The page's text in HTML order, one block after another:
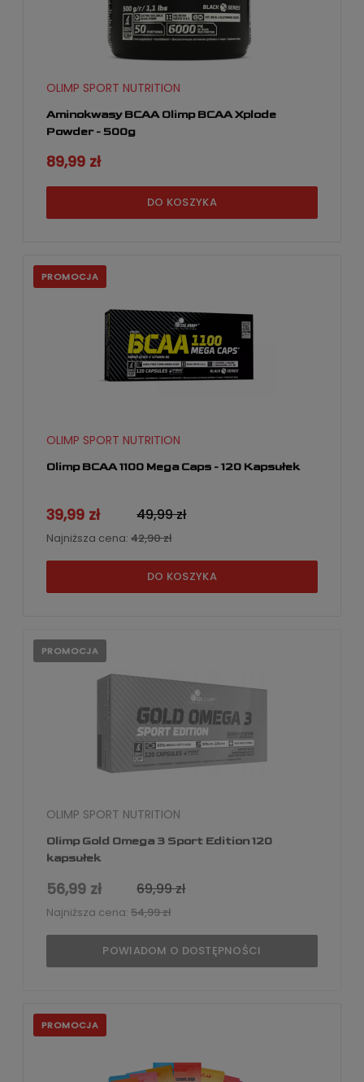
Aminokwasy BCAA Olimp BCAA Xplode
Powder - 500g
OLIMP SPORT NUTRITION
89,99 zł
DO KOSZYKA
Olimp BCAA 1100 Mega Caps - 120 Kapsułek
OLIMP SPORT NUTRITION
39,99 zł 49,99 zł
Najniższa cena: 42,90 zł
DO KOSZYKA
PROMOCJA
Olimp Gold Omega 3 Sport Edition 120
kapsułek
OLIMP SPORT NUTRITION
56,99 zł 69,99 zł
Najniższa cena: 54,99 zł
POWIADOM O DOSTĘPNOŚCI
PROMOCJA
PROMOCJA